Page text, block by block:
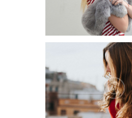
DRESS YOUR
SHAPE
CONTACT